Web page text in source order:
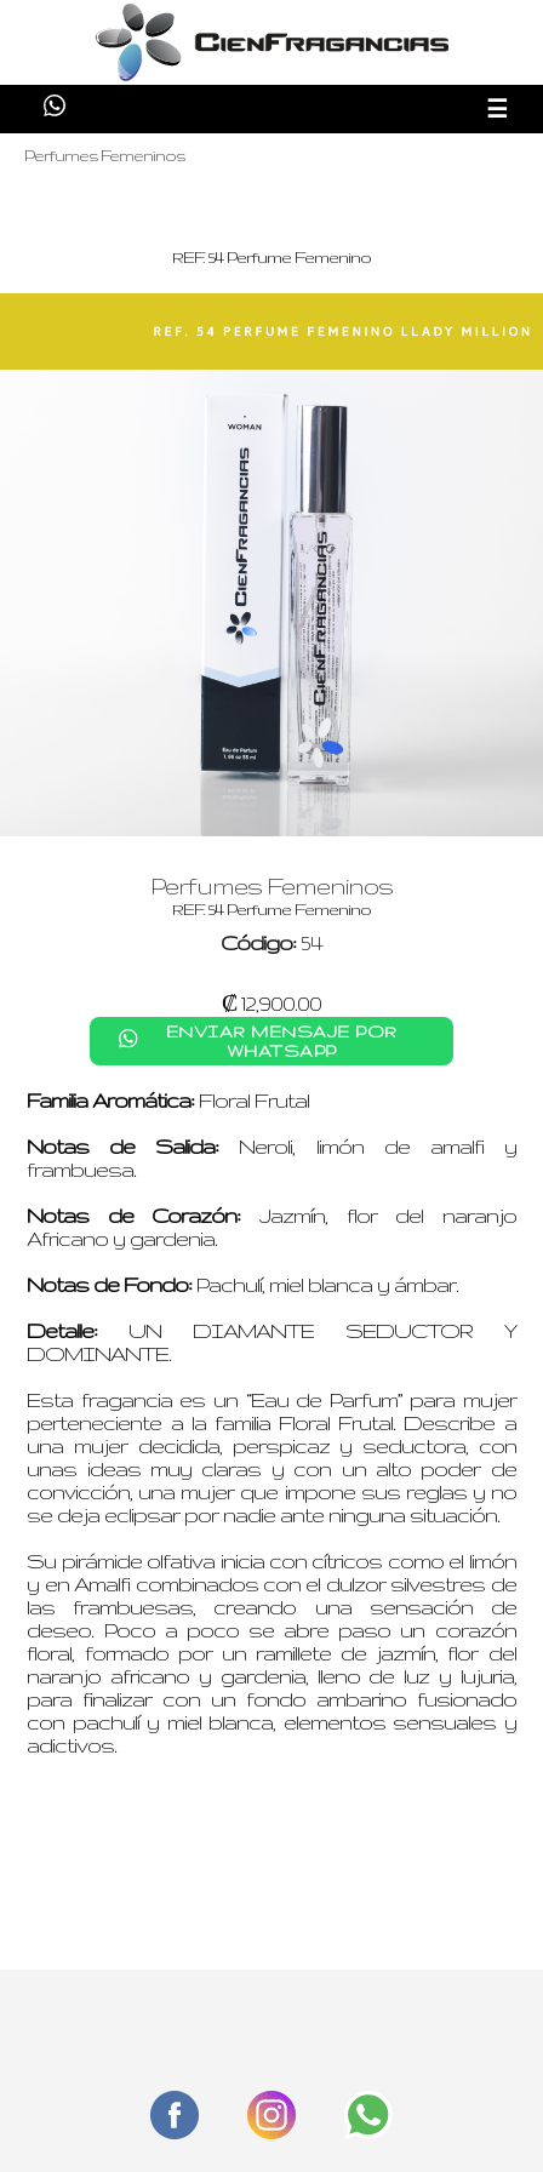
☰
Perfumes Femeninos
REF. 54 Perfume Femenino
Perfumes Femeninos
REF. 54 Perfume Femenino
Código:54
₡ 12,900.00
ENVIAR MENSAJE POR
WHATSAPP
Familia Aromática: Floral Frutal
Notas de Salida:Neroli, limón de amalfi y
frambuesa.
Notas de Corazón:Jazmín, flor del naranjo
Africano y gardenia.
Notas de Fondo:Pachulí, miel blanca y ámbar.
Detalle:UN DIAMANTE SEDUCTOR Y
DOMINANTE.
Esta fragancia es un “Eau de Parfum” para mujer
perteneciente a la familia Floral Frutal. Describe a
una mujer decidida, perspicaz y seductora, con
unas ideas muy claras y con un alto poder de
convicción, una mujer que impone sus reglas y no
se deja eclipsar por nadie ante ninguna situación.
Su pirámide olfativa inicia con cítricos como el limón
y en Amalfi combinados con el dulzor silvestres de
las frambuesas, creando una sensación de
deseo. Poco a poco se abre paso un corazón
floral, formado por un ramillete de jazmín, flor del
naranjo africano y gardenia, lleno de luz y lujuria,
para finalizar con un fondo ambarino fusionado
con pachulí y miel blanca, elementos sensuales y
adictivos.